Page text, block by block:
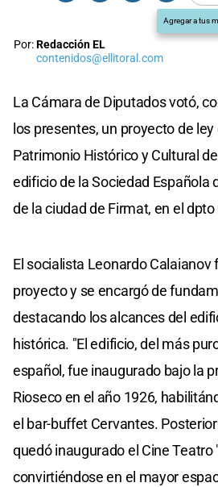
Agregar a tus
Por:Redacción EL
contenidos@ellitoral.com
La Cámara de Diputados votó,
los presentes, un proyecto de
Patrimonio Histórico y Cultural
edificio de la Sociedad Española
de la ciudad de Firmat, en el
El socialista Leonardo Calaianov
proyecto y se encargó de
destacando los alcances del
histórica. "El edificio, del más
español, fue inaugurado bajo la
Rioseco en el año 1926,
el bar-buffet Cervantes.
quedó inaugurado el Cine Teatro
convirtiéndose en el mayor